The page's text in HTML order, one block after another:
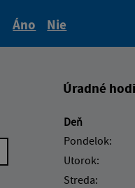
Áno
Nie
Úradné
Deň
Pondelok:
Utorok:
Streda: